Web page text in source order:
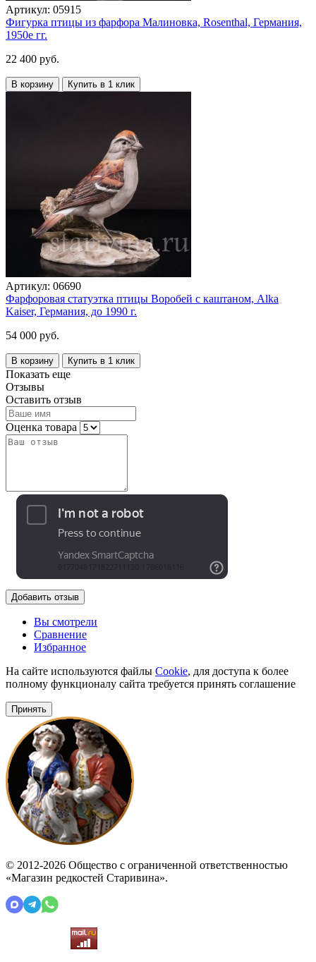
Артикул: 05915
Фигурка птицы из фарфора Малиновка, Rosenthal, Германия,
1950е гг.
22 400 руб.
В корзину Купить в 1 клик
Артикул: 06690
Фарфоровая статуэтка птицы Воробей с каштаном, Alka
Kaiser, Германия, до 1990 г.
54 000 руб.
В корзину Купить в 1 клик
Показать еще
Отзывы
Оставить отзыв
Оценка товара
Добавить отзыв
Вы смотрели
Сравнение
Избранное
На сайте используются файлы Cookie, для доступа к более
полному функционалу сайта требуется принять соглашение
Принять
© 2012-2026 Общество с ограниченной ответственностью
«Магазин редкостей Старивина».